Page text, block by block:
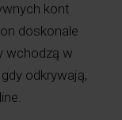
kont
doskonale
wchodzą w
odkrywają,